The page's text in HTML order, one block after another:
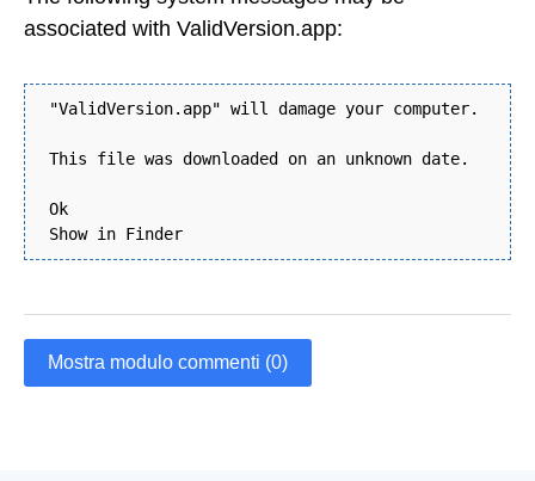
associated with ValidVersion.app:
"ValidVersion.app" will damage your computer.
This file was downloaded on an unknown date.
Ok
Show in Finder
Mostra modulo commenti (0)